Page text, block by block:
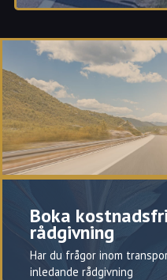
Boka
rådgivning
Har du frågor inom
inledande rådgivning